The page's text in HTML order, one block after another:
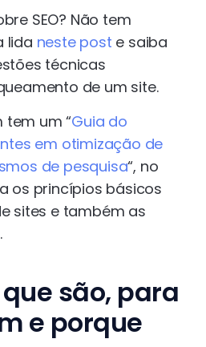
SEO? Não tem
lida neste post e saiba
técnicas
de um site.
tem um “Guia do
em otimização de
de pesquisa“, no
os princípios básicos
sites e também as
são, para
e porque